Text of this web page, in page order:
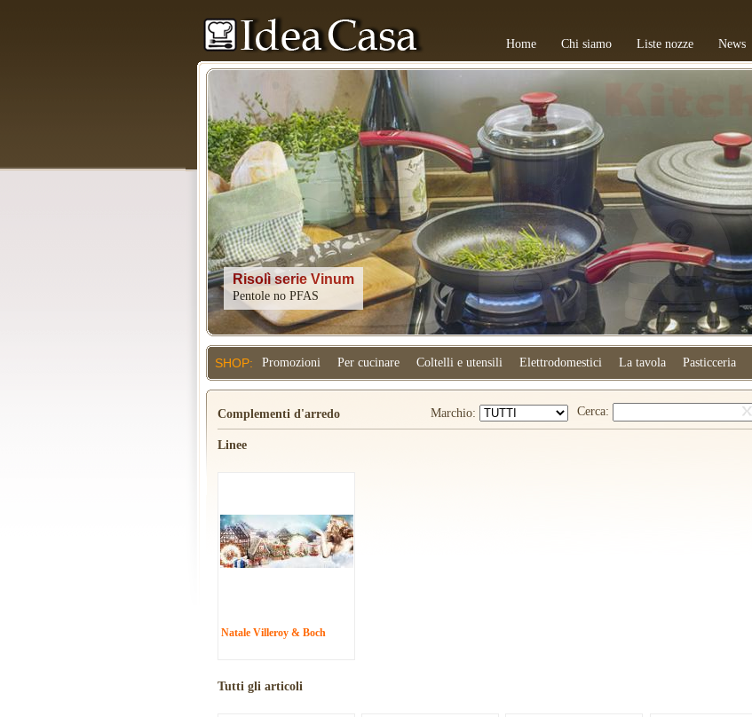
Home Chi siamo Liste nozze News
Kitchenaid
SHOP: Promozioni Per cucinare Coltelli e utensili Elettrodomestici La tavola Pasticceria
Complementi d'arredo Marchio: Cerca:
Linee
Natale Villeroy & Boch
Tutti gli articoli